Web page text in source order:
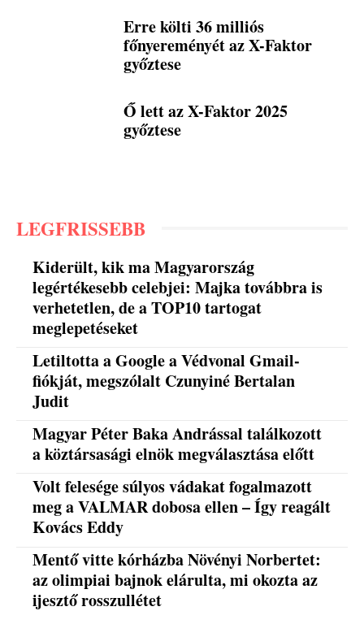
Erre költi 36 milliós
főnyereményét az X-Faktor
győztese
Ő lett az X-Faktor 2025
győztese
LEGFRISSEBB
Kiderült, kik ma Magyarország
legértékesebb celebjei: Majka továbbra is
verhetetlen, de a TOP10 tartogat
meglepetéseket
Letiltotta a Google a Védvonal Gmail-
fiókját, megszólalt Czunyiné Bertalan
Judit
Magyar Péter Baka Andrással találkozott
a köztársasági elnök megválasztása előtt
Volt felesége súlyos vádakat fogalmazott
meg a VALMAR dobosa ellen – Így reagált
Kovács Eddy
Mentő vitte kórházba Növényi Norbertet:
az olimpiai bajnok elárulta, mi okozta az
ijesztő rosszullétet